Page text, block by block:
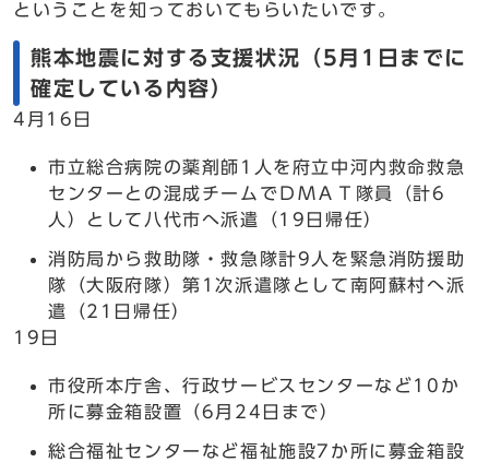
ということを知っておいてもらいたいです。
熊本地震に対する支援状況（5月1日までに
確定している内容）
4月16日
市立総合病院の薬剤師1人を府立中河内救命救急
センターとの混成チームでＤＭＡＴ隊員（計6
人）として八代市へ派遣（19日帰任）
消防局から救助隊・救急隊計9人を緊急消防援助
隊（大阪府隊）第1次派遣隊として南阿蘇村へ派
遣（21日帰任）
19日
市役所本庁舎、行政サービスセンターなど10か
所に募金箱設置（6月24日まで）
総合福祉センターなど福祉施設7か所に募金箱設